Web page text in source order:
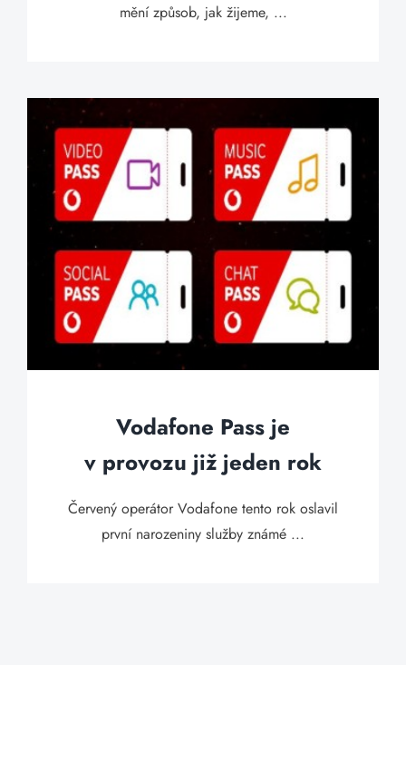
mění způsob, jak žijeme, ...
Vodafone Pass je
v provozu již jeden rok
Červený operátor Vodafone tento rok oslavil
první narozeniny služby známé ...